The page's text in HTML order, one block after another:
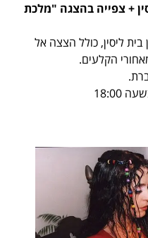
+ צפייה בהצגה "מלכת
ליסין, כולל הצצה אל
הקלעים.